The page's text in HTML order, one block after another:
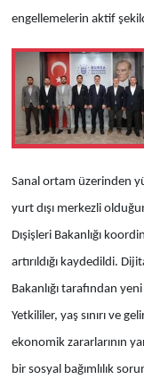
engellemelerin aktif
Sanal ortam üzerinden
yurt dışı merkezli
Dışişleri Bakanlığı
artırıldığı kaydedildi.
Bakanlığı tarafından
Yetkililer, yaş sınırı ve
ekonomik zararlarının
bir sosyal bağımlılık